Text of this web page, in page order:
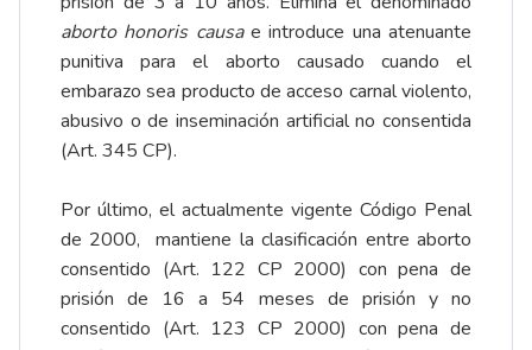
aborto honoris causae introduce una atenuante
punitiva para el aborto causado cuando el
embarazo sea producto de acceso carnal violento,
abusivo o de inseminación artificial no consentida
(Art. 345 CP).
Por último, el actualmente vigente Código Penal
de 2000, mantiene la clasificación entre aborto
consentido (Art. 122 CP 2000) con pena de
prisión de 16 a 54 meses de prisión y no
consentido (Art. 123 CP 2000) con pena de